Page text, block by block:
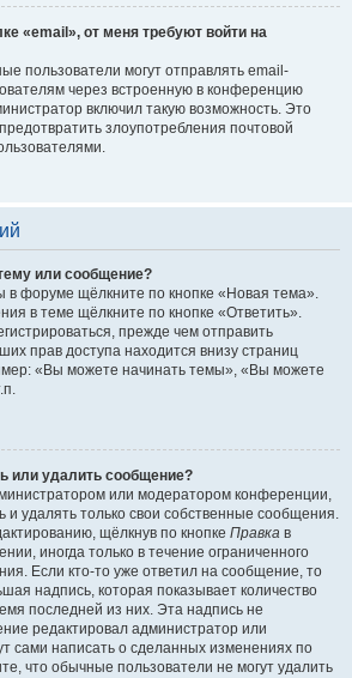
«email», от меня требуют войти на
пользователи могут отправлять email-
через встроенную в конференцию
включил такую возможность. Это
злоупотребления почтовой
или сообщение?
в форуме щёлкните по кнопке «Новая тема».
в теме щёлкните по кнопке «Ответить».
прежде чем отправить
прав доступа находится внизу страниц
«Вы можете начинать темы», «Вы можете
или удалить сообщение?
или модератором конференции,
и удалять только свои собственные сообщения.
щёлкнув по кнопке Правка в
иногда только в течение ограниченного
Если кто-то уже ответил на сообщение, то
надпись, которая показывает количество
последней из них. Эта надпись не
редактировал администратор или
сами написать о сделанных изменениях по
что обычные пользователи не могут удалить